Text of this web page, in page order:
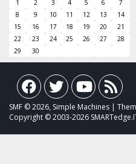
1
2 3 4 5 6
7
8
9 10 11 12 13
14
15
16 17 18 19 20
21
22
23 24 25 26 27
28
29
30
SMF © 2026, Simple Machines |
Copyright © 2003-2026